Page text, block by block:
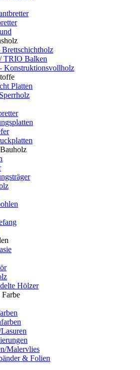
TRIO Balken
Konstruktionsvollholz
Platten
Hölzer
Farbe
Malervlies
& Folien